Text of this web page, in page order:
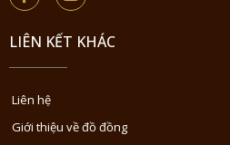
LIÊN KẾT KHÁC
Liên hệ
Giới thiệu về đồ đồng